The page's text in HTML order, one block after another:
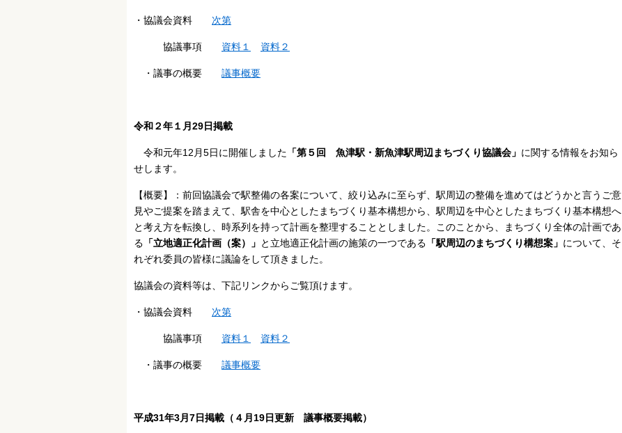
・協議会資料 次第
協議事項 資料１ 資料２
・議事の概要 議事概要
令和２年１月29日掲載
令和元年12月5日に開催しました 「第５回 魚津駅・新魚津駅周辺まちづくり協議会」 に関する情報をお知ら
せします。
【概要】：前回協議会で駅整備の各案について、絞り込みに至らず、駅周辺の整備を進めてはどうかと言うご意
見やご提案を踏まえて、駅舎を中心としたまちづくり基本構想から、駅周辺を中心としたまちづくり基本構想へ
と考え方を転換し、時系列を持って計画を整理することとしました。このことから、まちづくり全体の計画であ
る 「立地適正化計画（案）」 と立地適正化計画の施策の一つである 「駅周辺のまちづくり構想案」 について、そ
れぞれ委員の皆様に議論をして頂きました。
協議会の資料等は、下記リンクからご覧頂けます。
・協議会資料 次第
協議事項 資料１ 資料２
・議事の概要 議事概要
平成31年3月7日掲載（４月19日更新 議事概要掲載）